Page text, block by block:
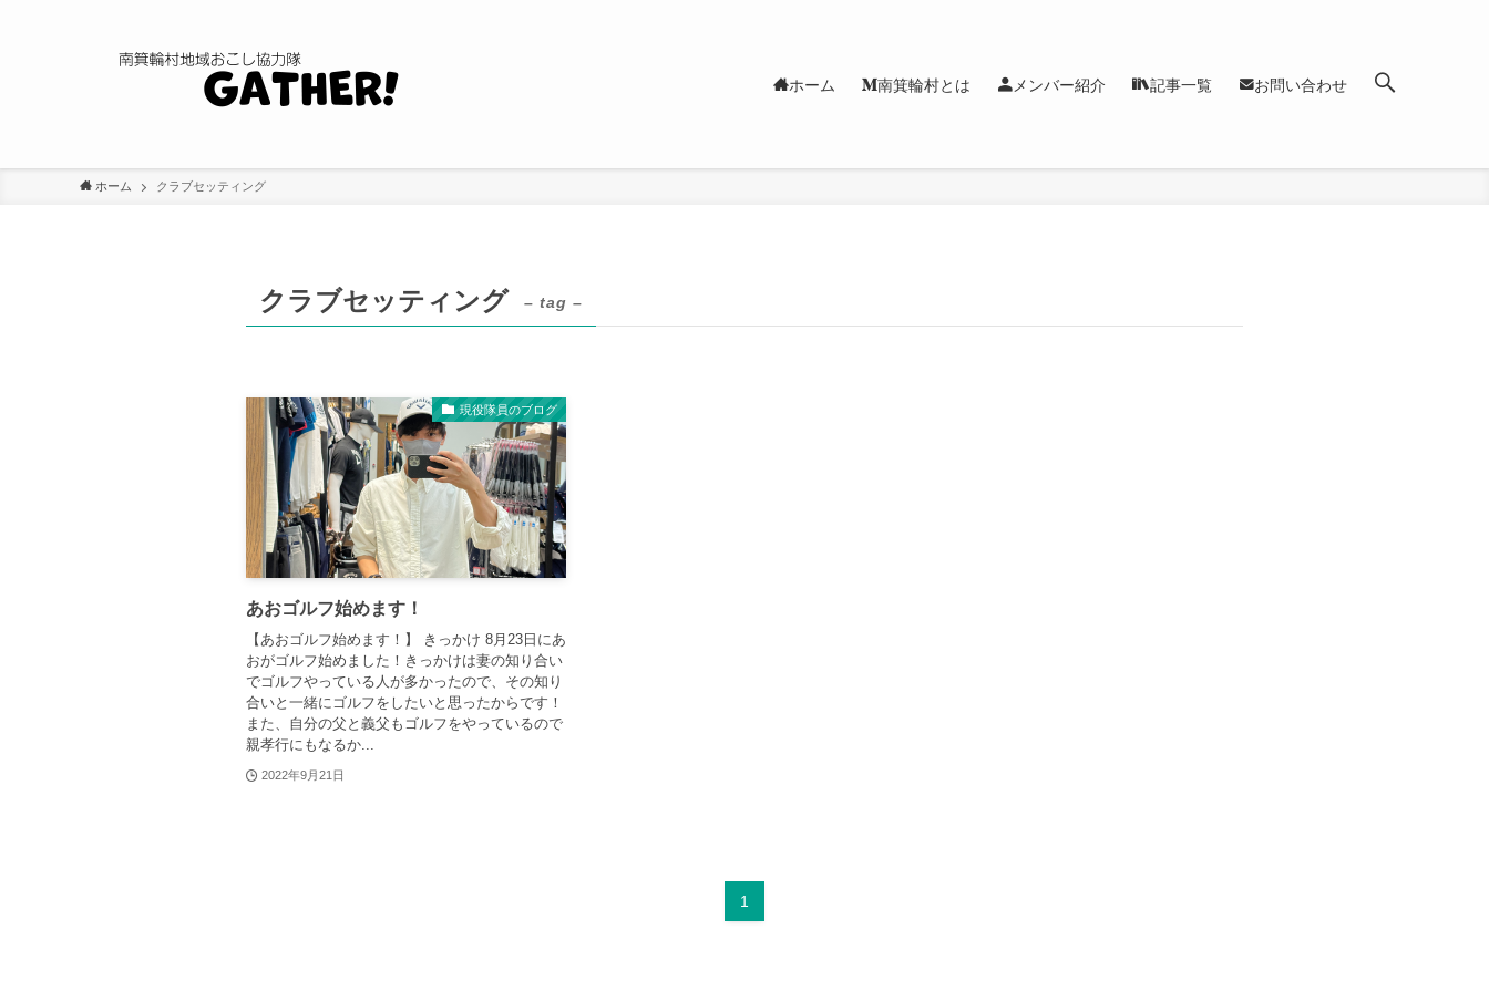
ホーム 南箕輪村とは メンバー紹介 記事一覧 お問い合わせ
ホーム クラブセッティング
クラブセッティング – tag –
現役隊員のブログ
あおゴルフ始めます！
【あおゴルフ始めます！】 きっかけ 8月23日にあ
おがゴルフ始めました！きっかけは妻の知り合い
でゴルフやっている人が多かったので、その知り
合いと一緒にゴルフをしたいと思ったからです！
また、自分の父と義父もゴルフをやっているので
親孝行にもなるか...
2022年9月21日
1